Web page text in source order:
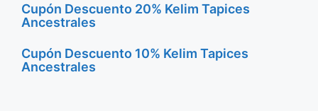
Cupón Descuento 20% Kelim Tapices
Ancestrales
Cupón Descuento 10% Kelim Tapices
Ancestrales